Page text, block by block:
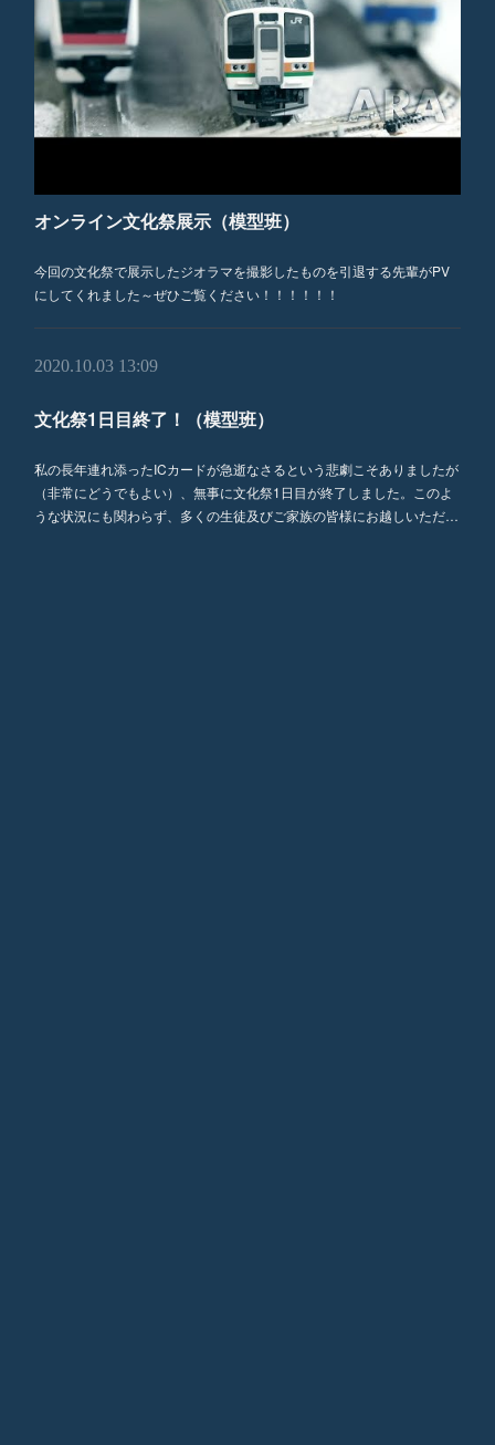
オンライン文化祭展示（模型班）
今回の文化祭で展示したジオラマを撮影したものを引退する先輩がPV
にしてくれました～ぜひご覧ください！！！！！！
2020.10.03 13:09
文化祭1日目終了！（模型班）
私の長年連れ添ったICカードが急逝なさるという悲劇こそありましたが
（非常にどうでもよい）、無事に文化祭1日目が終了しました。このよ
うな状況にも関わらず、多くの生徒及びご家族の皆様にお越しいただ…
フォロー